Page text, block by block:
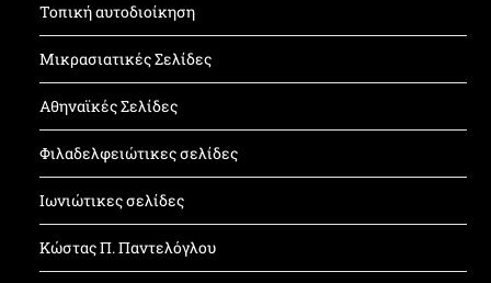
Τοπική αυτοδιοίκηση
Μικρασιατικές Σελίδες
Αθηναϊκές Σελίδες
Φιλαδελφειώτικες σελίδες
Ιωνιώτικες σελίδες
Κώστας Π. Παντελόγλου